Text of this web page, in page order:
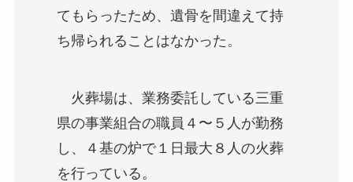
てもらったため、遺骨を間違えて持
ち帰られることはなかった。
火葬場は、業務委託している三重
県の事業組合の職員４〜５人が勤務
し、４基の炉で１日最大８人の火葬
を行っている。